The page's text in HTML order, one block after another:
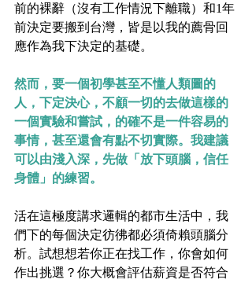
前的裸辭（沒有工作情況下離職）和1年
前決定要搬到台灣，皆是以我的薦骨回
應作為我下決定的基礎。
然而，要一個初學甚至不懂人類圖的
人，下定決心，不顧一切的去做這樣的
一個實驗和嘗試，的確不是一件容易的
事情，甚至還會有點不切實際。我建議
可以由淺入深，先做「放下頭腦，信任
身體」的練習。
活在這極度講求邏輯的都市生活中，我
們下的每個決定彷彿都必須倚賴頭腦分
析。試想想若你正在找工作，你會如何
作出挑選？你大概會評估薪資是否符合